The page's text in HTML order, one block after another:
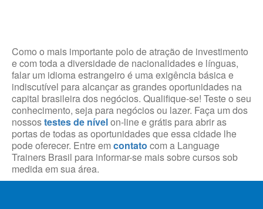
Como o mais importante polo de atração de investimento
e com toda a diversidade de nacionalidades e línguas,
falar um idioma estrangeiro é uma exigência básica e
indiscutível para alcançar as grandes oportunidades na
capital brasileira dos negócios. Qualifique-se! Teste o seu
conhecimento, seja para negócios ou lazer. Faça um dos
nossostestes de nívelon-line e grátis para abrir as
portas de todas as oportunidades que essa cidade lhe
pode oferecer. Entre em contato com a Language
Trainers Brasil para informar-se mais sobre cursos sob
medida em sua área.